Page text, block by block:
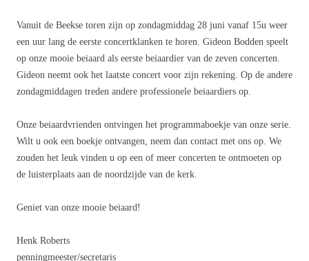
Vanuit de Beekse toren zijn op zondagmiddag 28 juni vanaf 15u weer
een uur lang de eerste concertklanken te horen. Gideon Bodden speelt
op onze mooie beiaard als eerste beiaardier van de zeven concerten.
Gideon neemt ook het laatste concert voor zijn rekening. Op de andere
zondagmiddagen treden andere professionele beiaardiers op.
Onze beiaardvrienden ontvingen het programmaboekje van onze serie.
Wilt u ook een boekje ontvangen, neem dan contact met ons op. We
zouden het leuk vinden u op een of meer concerten te ontmoeten op
de luisterplaats aan de noordzijde van de kerk.
Geniet van onze mooie beiaard!
Henk Roberts
penningmeester/secretaris